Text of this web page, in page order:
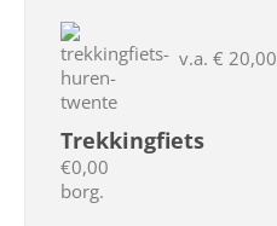
Trekkingfiets
€0,00
borg.
v.a. € 20,00